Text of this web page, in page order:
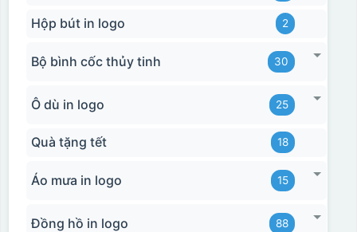
Hộp bút in logo 2
Bộ bình cốc thủy tinh 30
Ô dù in logo 25
Quà tặng tết 18
Áo mưa in logo 15
Đồng hồ in logo 88